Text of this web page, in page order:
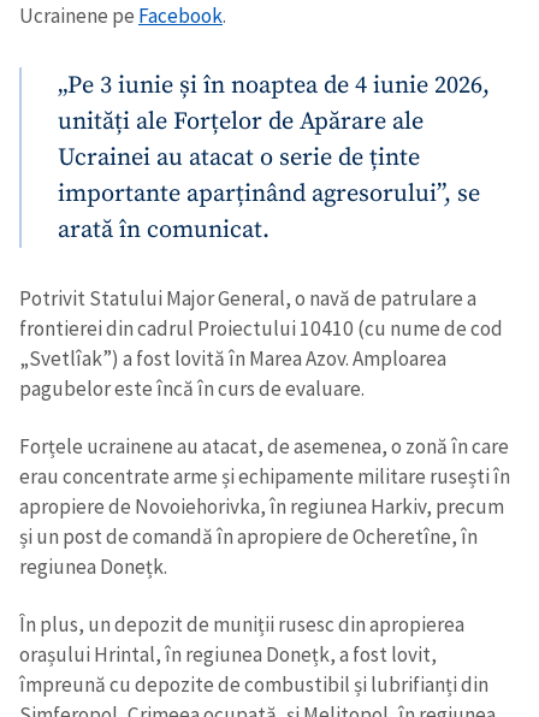
Ucrainene pe Facebook.
„Pe 3 iunie și în noaptea de 4 iunie 2026,
unități ale Forțelor de Apărare ale
Ucrainei au atacat o serie de ținte
importante aparținând agresorului”, se
arată în comunicat.
Potrivit Statului Major General, o navă de patrulare a
frontierei din cadrul Proiectului 10410 (cu nume de cod
„Svetlîak”) a fost lovită în Marea Azov. Amploarea
pagubelor este încă în curs de evaluare.
Forțele ucrainene au atacat, de asemenea, o zonă în care
erau concentrate arme și echipamente militare rusești în
apropiere de Novoiehorivka, în regiunea Harkiv, precum
și un post de comandă în apropiere de Ocheretîne, în
regiunea Donețk.
În plus, un depozit de muniții rusesc din apropierea
orașului Hrintal, în regiunea Donețk, a fost lovit,
împreună cu depozite de combustibil și lubrifianți din